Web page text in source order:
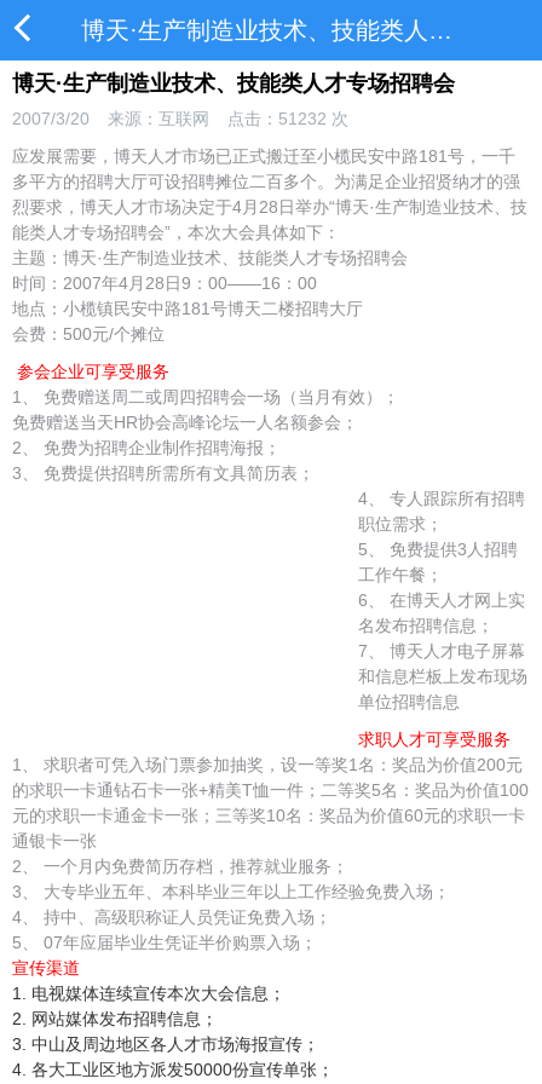
博天·生产制造业技术、技能类人才专场招聘会
博天·生产制造业技术、技能类人才专场招聘会
2007/3/20 来源：互联网 点击： 51232 次
应发展需要，博天人才市场已正式搬迁至小榄民安中路181号，一千
多平方的招聘大厅可设招聘摊位二百多个。为满足企业招贤纳才的强
烈要求，博天人才市场决定于4月28日举办“博天·生产制造业技术、技
能类人才专场招聘会”，本次大会具体如下：
主题：博天·生产制造业技术、技能类人才专场招聘会
时间：2007年4月28日9：00——16：00
地点：小榄镇民安中路181号博天二楼招聘大厅
会费：500元/个摊位
参会企业可享受服务
1、 免费赠送周二或周四招聘会一场（当月有效）；
免费赠送当天HR协会高峰论坛一人名额参会；
2、 免费为招聘企业制作招聘海报；
3、 免费提供招聘所需所有文具简历表；
4、 专人跟踪所有招聘
职位需求；
5、 免费提供3人招聘
工作午餐；
6、 在博天人才网上实
名发布招聘信息；
7、 博天人才电子屏幕
和信息栏板上发布现场
单位招聘信息
求职人才可享受服务
1、 求职者可凭入场门票参加抽奖，设一等奖1名：奖品为价值200元
的求职一卡通钻石卡一张+精美T恤一件；二等奖5名：奖品为价值100
元的求职一卡通金卡一张；三等奖10名：奖品为价值60元的求职一卡
通银卡一张
2、 一个月内免费简历存档，推荐就业服务；
3、 大专毕业五年、本科毕业三年以上工作经验免费入场；
4、 持中、高级职称证人员凭证免费入场；
5、 07年应届毕业生凭证半价购票入场；
宣传渠道
1. 电视媒体连续宣传本次大会信息；
2. 网站媒体发布招聘信息；
3. 中山及周边地区各人才市场海报宣传；
4. 各大工业区地方派发50000份宣传单张；